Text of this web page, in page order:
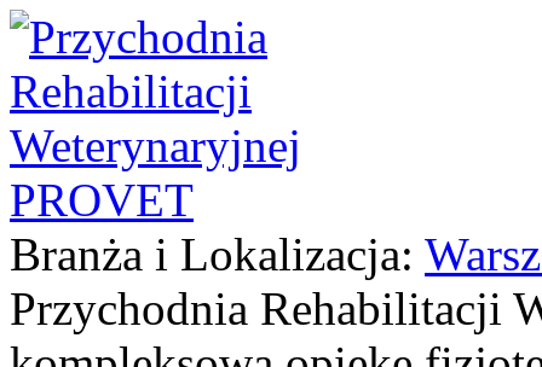
Branża i Lokalizacja:
Przychodnia Rehabilitacji